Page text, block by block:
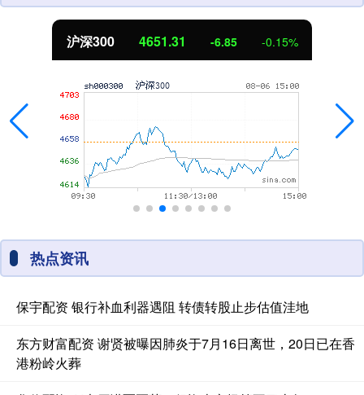
北证50 1122.88 0.30%
热点资讯
保宇配资 银行补血利器遇阻 转债转股止步估值洼地
东方财富配资 谢贤被曝因肺炎于7月16日离世，20日已在香
港粉岭火葬